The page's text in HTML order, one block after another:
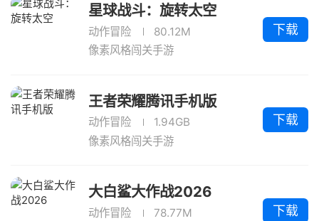
星球战斗：旋转太空
动作冒险
80.12M
像素风格闯关手游
下载
王者荣耀腾讯手机版
动作冒险
1.94GB
像素风格闯关手游
下载
大白鲨大作战2026
动作冒险
78.77M
下载